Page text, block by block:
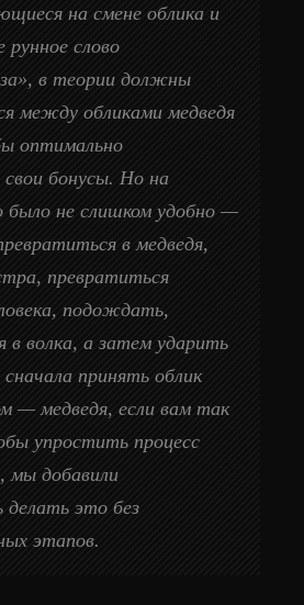
на смене облика и
рунное слово
в теории должны
между обликами медведя
оптимально
свои бонусы. Но на
было не слишком удобно —
в медведя,
превратиться
подождать,
в волка, а затем ударить
принять облик
— медведя, если вам так
упростить процесс
мы добавили
это без
этапов.